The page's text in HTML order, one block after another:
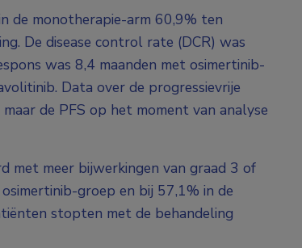
de monotherapie-arm 60,9% ten
De disease control rate (DCR) was
was 8,4 maanden met osimertinib-
Data over de progressievrije
de PFS op het moment van analyse
met meer bijwerkingen van graad 3 of
groep en bij 57,1% in de
stopten met de behandeling